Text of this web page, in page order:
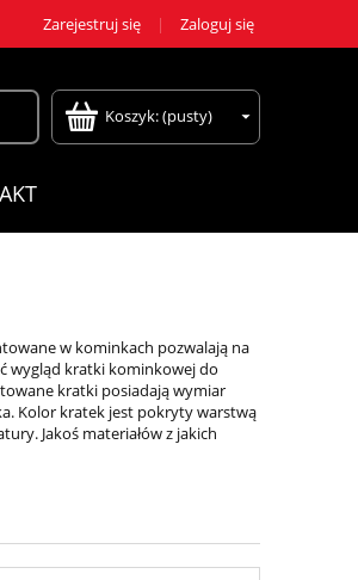
Zarejestruj się Zaloguj się
Koszyk:(pusty)
w kominkach pozwalają na
wygląd kratki kominkowej do
kratki posiadają wymiar
Kolor kratek jest pokryty warstwą
Jakoś materiałów z jakich